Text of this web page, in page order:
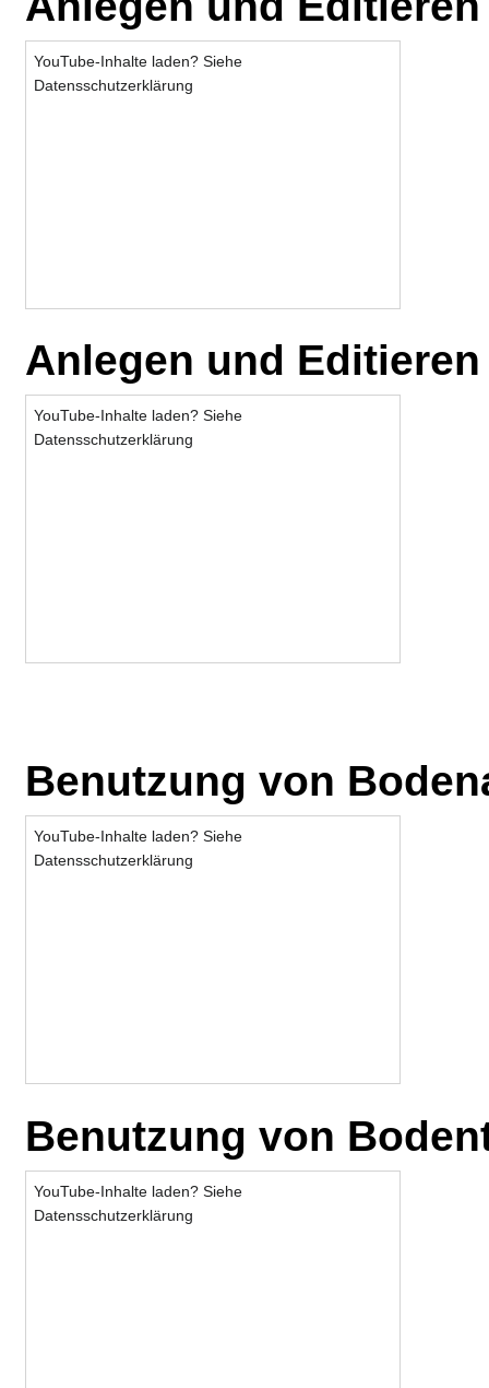
YouTube-Inhalte laden? Siehe
Datensschutzerklärung
Anlegen und
YouTube-Inhalte laden? Siehe
Datensschutzerklärung
Benutzung von
YouTube-Inhalte laden? Siehe
Datensschutzerklärung
Benutzung von
YouTube-Inhalte laden? Siehe
Datensschutzerklärung